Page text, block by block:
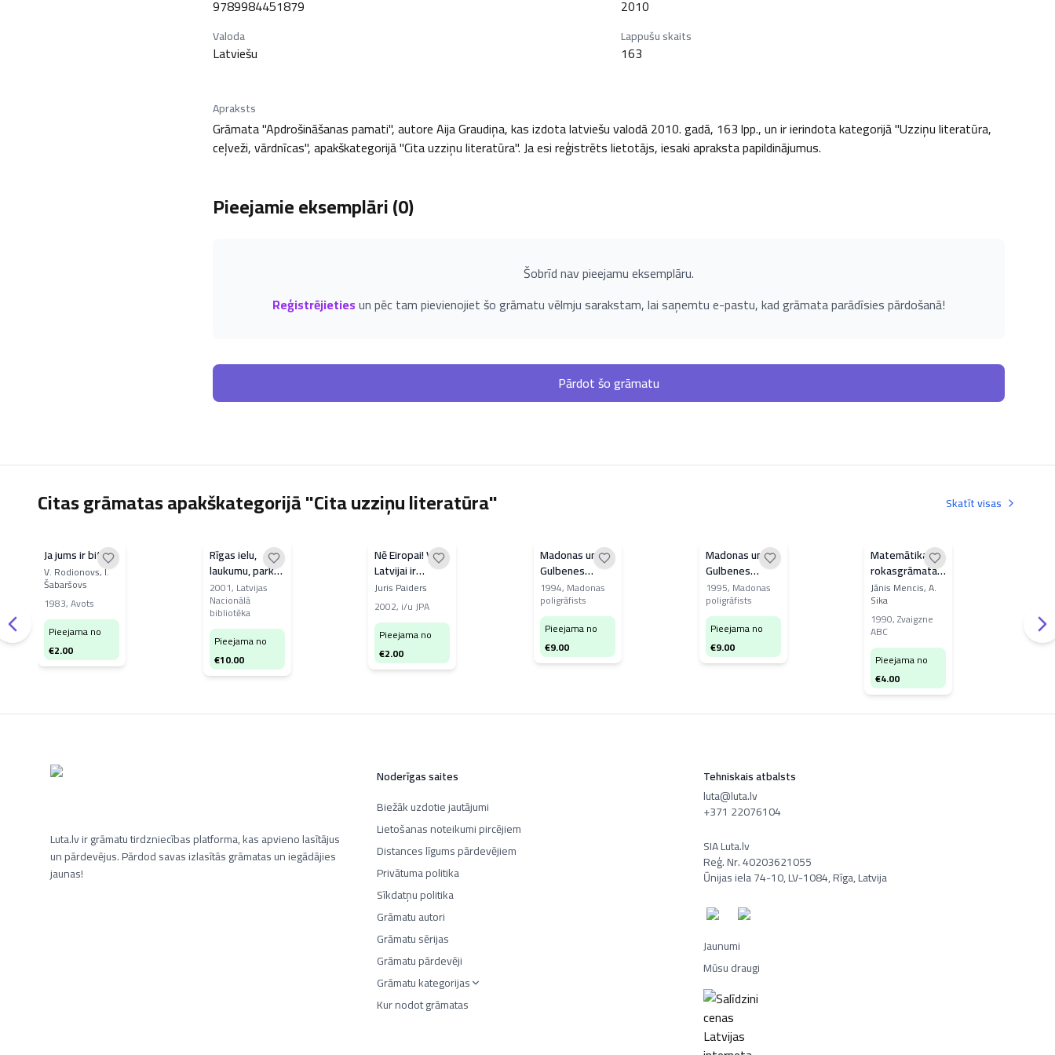
9789984451879 2010
Valoda
Latviešu
Lappušu skaits
163
Apraksts
Grāmata "Apdrošināšanas pamati", autore Aija Graudiņa, kas izdota latviešu valodā 2010. gadā, 163 lpp., un ir ierindota kategorijā "Uzziņu literatūra,
ceļveži, vārdnīcas", apakškategorijā "Cita uzziņu literatūra". Ja esi reģistrēts lietotājs, iesaki apraksta papildinājumus.
Pieejamie eksemplāri (0)
Šobrīd nav pieejamu eksemplāru.
Reģistrējietiesun pēc tam pievienojiet šo grāmatu vēlmju sarakstam, lai saņemtu e-pastu, kad grāmata parādīsies pārdošanā!
Pārdot šo grāmatu
Citas grāmatas apakškategorijā "Cita uzziņu literatūra" Skatīt visas
Ja jums ir bites
V. Rodionovs, I.
Šabaršovs
1983,Avots
Pieejama no
€2.00
Rīgas ielu,
laukumu, parku
un tiltu
nosaukumu
rādītājs
2001, Latvijas
Nacionālā
bibliotēka
Pieejama no
€10.00
Nē Eiropai! Vai
Latvijai ir
nākotne ārpus
Eiropas
savienības
Juris Paiders
2002, i/u JPA
Pieejama no
€2.00
Madonas un
Gulbenes
kalendārs
1995. gadam
1994, Madonas
poligrāfists
Pieejama no
€9.00
Madonas un
Gulbenes
kalendārs
1996. gadam
1995, Madonas
poligrāfists
Pieejama no
€9.00
Matemātikas
rokasgrāmata
skolēniem
Jānis Mencis, A.
Sika
1990,Zvaigzne
ABC
Pieejama no
€4.00
Luta.lv ir grāmatu tirdzniecības platforma, kas apvieno lasītājus
un pārdevējus. Pārdod savas izlasītās grāmatas un iegādājies
jaunas!
Noderīgas saites
Biežāk uzdotie jautājumi
Lietošanas noteikumi pircējiem
Distances līgums pārdevējiem
Privātuma politika
Sīkdatņu politika
Grāmatu autori
Grāmatu sērijas
Grāmatu pārdevēji
Grāmatu kategorijas
Kur nodot grāmatas
Tehniskais atbalsts
luta@luta.lv
+371 22076104
SIA Luta.lv
Reģ. Nr. 40203621055
Ūnijas iela 74-10, LV-1084, Rīga, Latvija
Jaunumi
Mūsu draugi